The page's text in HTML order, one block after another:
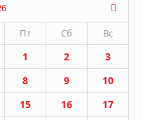
Пт Сб Вс
1 2
3
8 9
10
15 16
17